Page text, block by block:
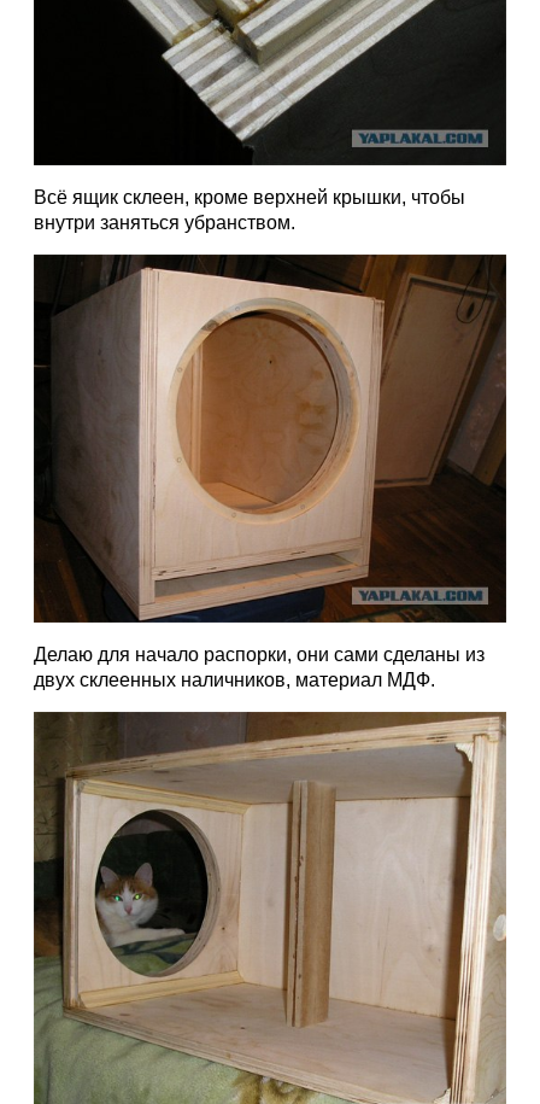
Всё ящик склеен, кроме верхней крышки, чтобы
внутри заняться убранством.
Делаю для начало распорки, они сами сделаны из
двух склеенных наличников, материал МДФ.